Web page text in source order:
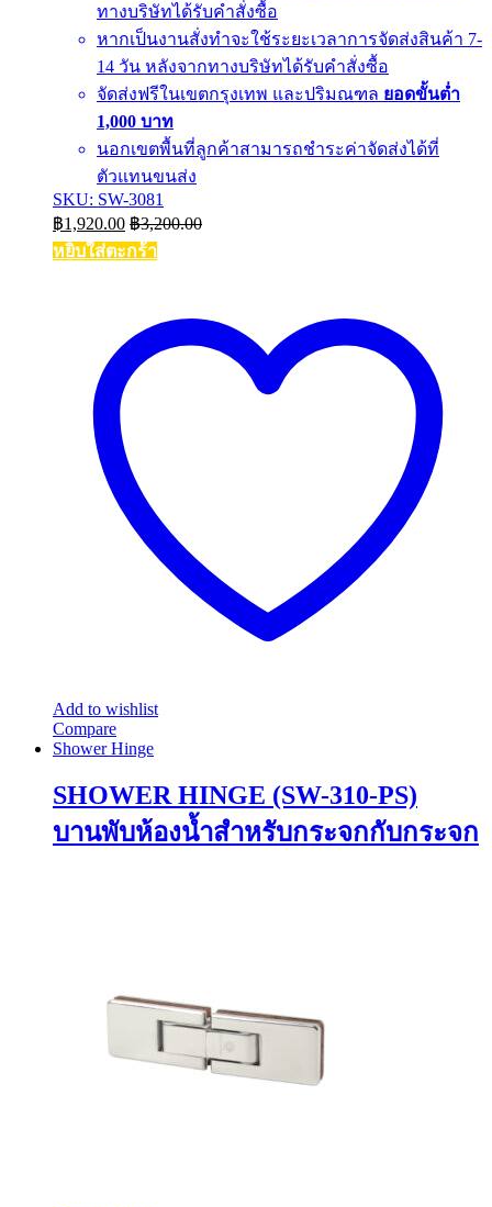
ทางบริษัทได้รับคำสั่งซื้อ
หากเป็นงานสั่งทำจะใช้ระยะเวลาการจัดส่งสินค้า 7-
14 วัน หลังจากทางบริษัทได้รับคำสั่งซื้อ
จัดส่งฟรีในเขตกรุงเทพ และปริมณฑล ยอดขั้นต่ำ
1,000 บาท
นอกเขตพื้นที่ลูกค้าสามารถชำระค่าจัดส่งได้ที่
ตัวแทนขนส่ง
SKU: SW-3081
฿1,920.00 ฿3,200.00
หยิบใส่ตะกร้า
Add to wishlist
Compare
Shower Hinge
SHOWER HINGE (SW-310-PS)
บานพับห้องน้ำสำหรับกระจกกับกระจก